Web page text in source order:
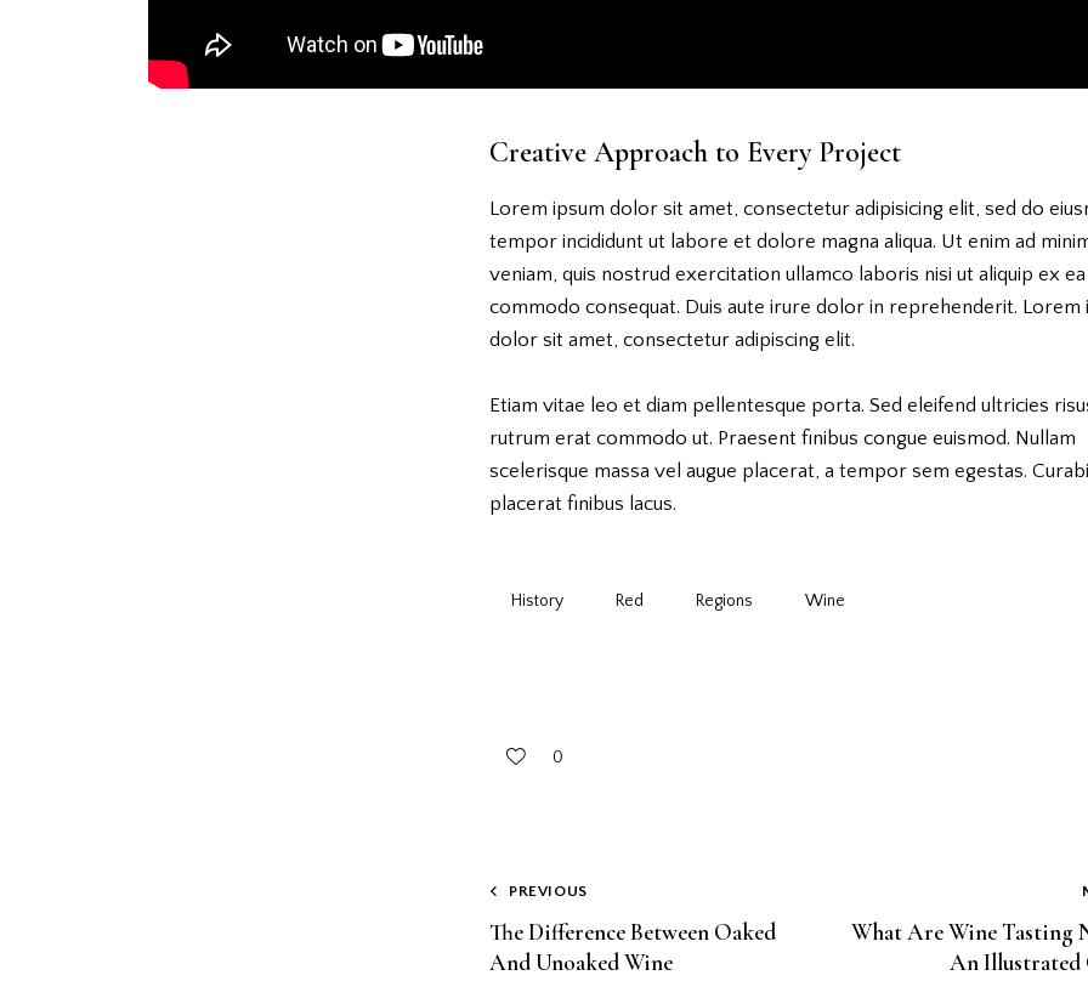
Creative Approach to Every Project
Lorem ipsum dolor sit amet, consectetur adipisicing elit, sed do
tempor incididunt ut labore et dolore magna aliqua. Ut enim ad
veniam, quis nostrud exercitation ullamco laboris nisi ut aliquip ex ea
commodo consequat. Duis aute irure dolor in reprehenderit. Lorem
dolor sit amet, consectetur adipiscing elit.
Etiam vitae leo et diam pellentesque porta. Sed eleifend ultricies
rutrum erat commodo ut. Praesent finibus congue euismod. Nullam
scelerisque massa vel augue placerat, a tempor sem egestas.
placerat finibus lacus.
History Red Regions Wine
0
PREVIOUS
The Difference Between Oaked
And Unoaked Wine
What Are Wine Tasting
An Illustrated